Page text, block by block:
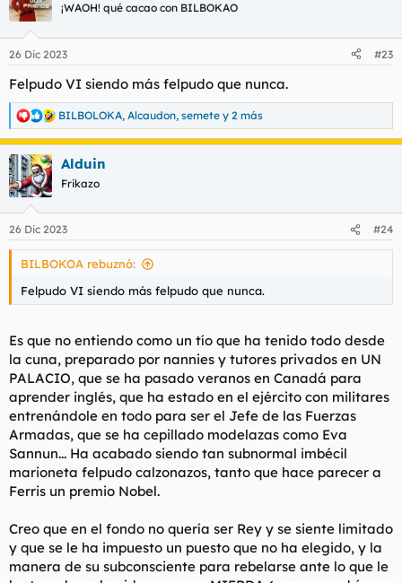
¡WAOH! qué cacao con BILBOKAO
26 Dic 2023 #23
Felpudo VI siendo más felpudo que nunca.
R
e
a
c
c
i
e
s
BILBOLOKA, Alcaudon, semete y 2 más
Alduin
Frikazo
26 Dic 2023 #24
BILBOKOA rebuznó:
Felpudo VI siendo más felpudo que nunca.
Es que no entiendo como un tío que ha tenido todo desde
la cuna, preparado por nannies y tutores privados en UN
PALACIO, que se ha pasado veranos en Canadá para
aprender inglés, que ha estado en el ejército con militares
entrenándole en todo para ser el Jefe de las Fuerzas
Armadas, que se ha cepillado modelazas como Eva
Sannun... Ha acabado siendo tan subnormal imbécil
marioneta felpudo calzonazos, tanto que hace parecer a
Ferris un premio Nobel.
Creo que en el fondo no quería ser Rey y se siente limitado
y que se le ha impuesto un puesto que no ha elegido, y la
manera de su subconsciente para rebelarse ante lo que le